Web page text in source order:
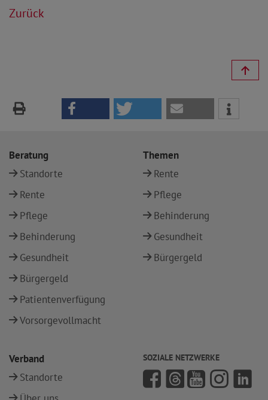
Zurück
Beratung
Standorte
Rente
Pflege
Behinderung
Gesundheit
Bürgergeld
Patientenverfügung
Vorsorgevollmacht
Themen
Rente
Pflege
Behinderung
Gesundheit
Bürgergeld
Verband
Standorte
SOZIALE NETZWERKE